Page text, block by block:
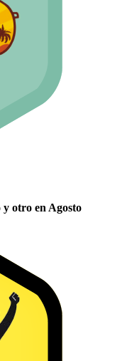
otro en Agosto